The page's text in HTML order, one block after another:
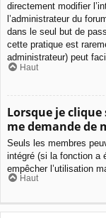
directement modifier
l’administrateur du
dans le seul but de
cette pratique est
administrateur) peut
Haut
Lorsque je clique
me demande de
Seuls les membres
intégré (si la fonction a
empêcher l’utilisation
Haut